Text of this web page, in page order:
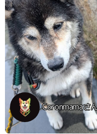
Coronmamaさ